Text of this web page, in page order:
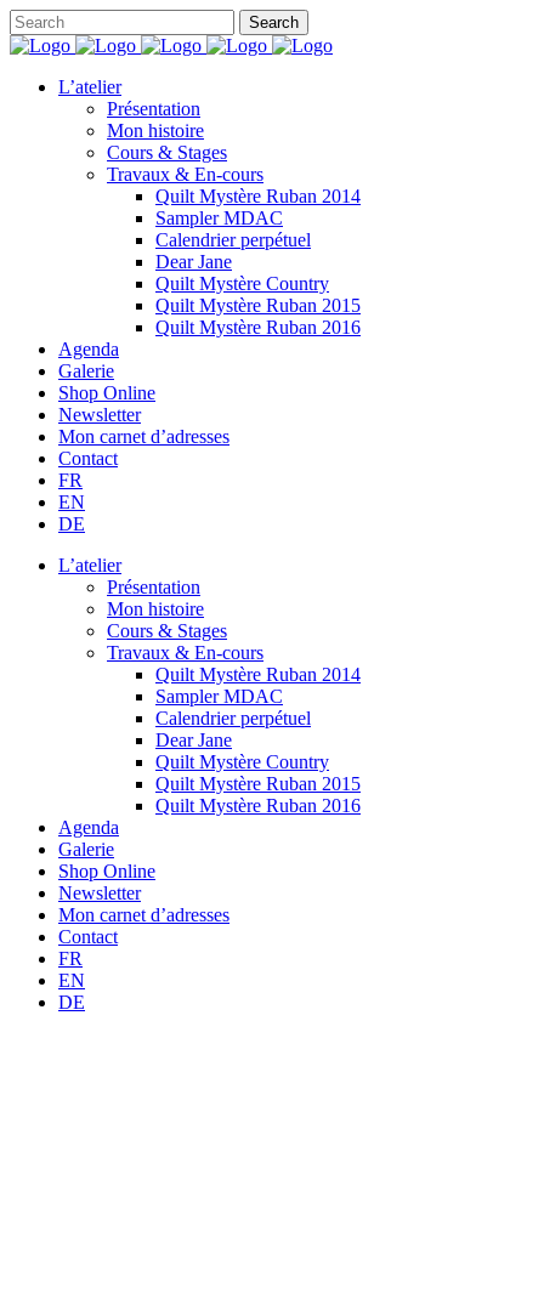
L’atelier
Présentation
Mon histoire
Cours & Stages
Travaux & En-cours
Quilt Mystère Ruban 2014
Sampler MDAC
Calendrier perpétuel
Dear Jane
Quilt Mystère Country
Quilt Mystère Ruban 2015
Quilt Mystère Ruban 2016
Agenda
Galerie
Shop Online
Newsletter
Mon carnet d’adresses
Contact
FR
EN
DE
L’atelier
Présentation
Mon histoire
Cours & Stages
Travaux & En-cours
Quilt Mystère Ruban 2014
Sampler MDAC
Calendrier perpétuel
Dear Jane
Quilt Mystère Country
Quilt Mystère Ruban 2015
Quilt Mystère Ruban 2016
Agenda
Galerie
Shop Online
Newsletter
Mon carnet d’adresses
Contact
FR
EN
DE